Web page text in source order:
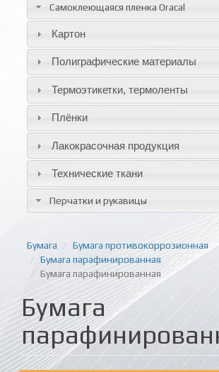
Самоклеющаяся пленка Oracal
Картон
Полиграфические материалы
Термоэтикетки, термоленты
Плёнки
Лакокрасочная продукция
Технические ткани
Перчатки и рукавицы
Бумага
Бумага противокоррозионная
Бумага парафинированная
Бумага парафинированная
Бумага